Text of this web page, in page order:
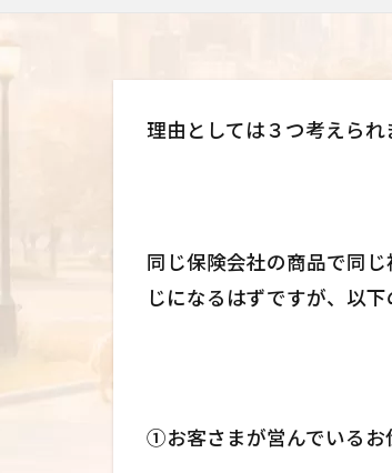
理由としては３つ考えられ
同じ保険会社の商品で同
じになるはずですが、以
①お客さまが営んでいるお